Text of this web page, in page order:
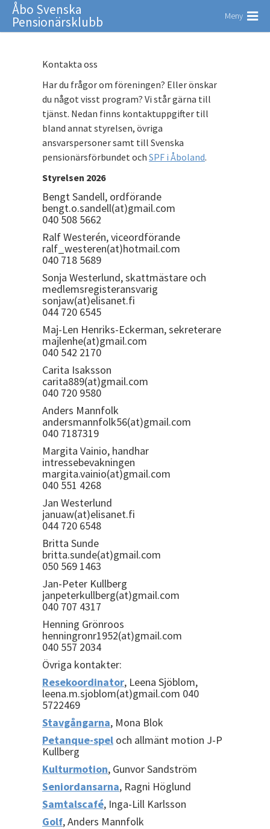
Åbo Svenska
Pensionärsklubb Meny
Kontakta oss
Har du frågor om föreningen? Eller önskar
du något visst program? Vi står gärna till
tjänst. Nedan finns kontaktuppgifter till
bland annat styrelsen, övriga
ansvarspersoner samt till Svenska
pensionärsförbundet och SPF i Åboland.
Styrelsen 2026
Bengt Sandell, ordförande
bengt.o.sandell(at)gmail.com
040 508 5662
Ralf Westerén, viceordförande
ralf_westeren(at)hotmail.com
040 718 5689
Sonja Westerlund, skattmästare och
medlemsregisteransvarig
sonjaw(at)elisanet.fi
044 720 6545
Maj-Len Henriks-Eckerman, sekreterare
majlenhe(at)gmail.com
040 542 2170
Carita Isaksson
carita889(at)gmail.com
040 720 9580
Anders Mannfolk
andersmannfolk56(at)gmail.com
040 7187319
Margita Vainio, handhar
intressebevakningen
margita.vainio(at)gmail.com
040 551 4268
Jan Westerlund
januaw(at)elisanet.fi
044 720 6548
Britta Sunde
britta.sunde(at)gmail.com
050 569 1463
Jan-Peter Kullberg
janpeterkullberg(at)gmail.com
040 707 4317
Henning Grönroos
henningronr1952(at)gmail.com
040 557 2034
Övriga kontakter:
Resekoordinator, Leena Sjöblom,
leena.m.sjoblom(at)gmail.com 040
5722469
Stavgångarna, Mona Blok
Petanque-spel och allmänt motion J-P
Kullberg
Kulturmotion, Gunvor Sandström
Seniordansarna, Ragni Höglund
Samtalscafé, Inga-Lill Karlsson
Golf, Anders Mannfolk